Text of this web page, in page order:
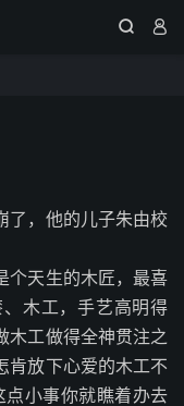
 
了，他的儿子朱由校
天生的木匠，最喜
木工，手艺高明得
木工做得全神贯注之
肯放下心爱的木工不
点小事你就瞧着办去